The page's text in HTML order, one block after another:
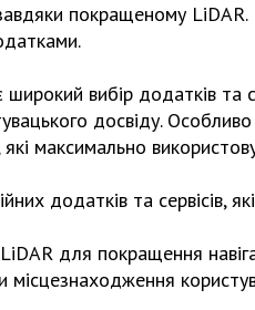
покращеному
вибір додатків та
досвіду.
максимально
додатків та сервісів,
для покращення
місцезнаходження